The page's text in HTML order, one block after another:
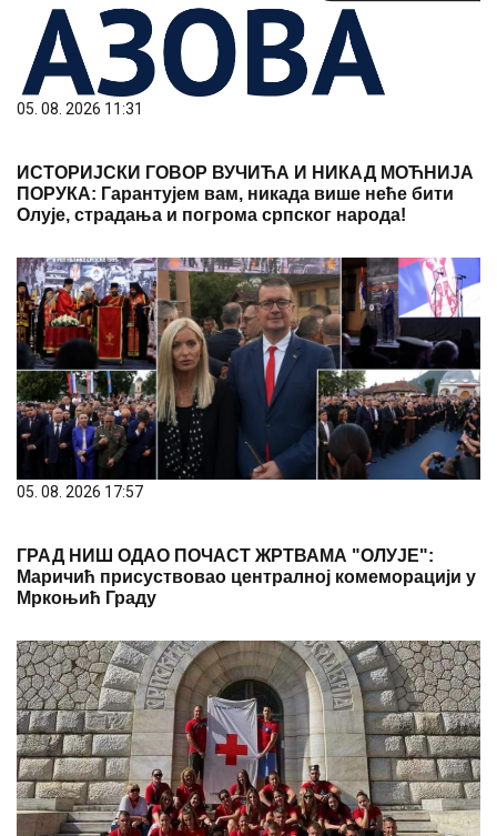
05. 08. 2026 11:31
ИСТОРИЈСКИ ГОВОР ВУЧИЋА И НИКАД МОЋНИЈА
ПОРУКА: Гарантујем вам, никада више неће бити
Олује, страдања и погрома српског народа!
05. 08. 2026 17:57
ГРАД НИШ ОДАО ПОЧАСТ ЖРТВАМА "ОЛУЈЕ":
Маричић присуствовао централној комеморацији у
Мркоњић Граду